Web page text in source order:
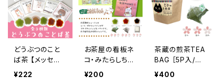
どうぶつのこと
ば茶 【メッセー
ジ入りティーバ
¥222
お茶屋の看板ネ
コ・みたらしちゃ
んのメッセージ
¥200
茶蔵の煎茶TEA
BAG ［5P入/ね
こクラフトシリー
¥400